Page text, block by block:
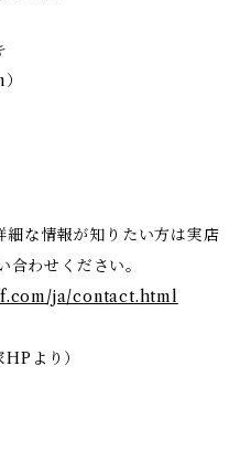
な情報が知りたい方は実店
わせください。
ja/contact.html
より）